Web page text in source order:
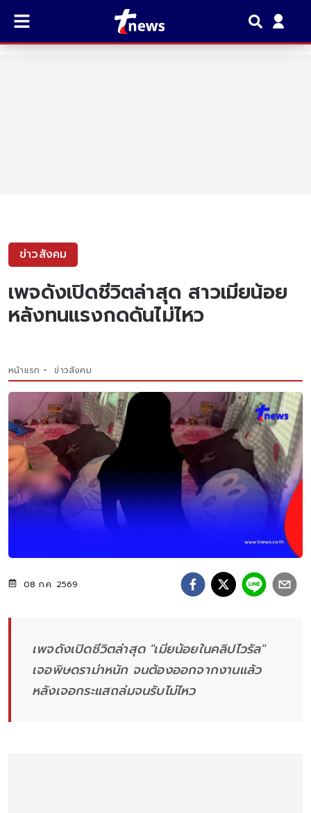
ข่าวสังคม
เพจดังเปิดชีวิตล่าสุด สาวเมียน้อย
หลังทนแรงกดดันไม่ไหว
หน้าแรก ข่าวสังคม
08 ก.ค. 2569
เพจดังเปิดชีวิตล่าสุด "เมียน้อยในคลิปไวรัล"
เจอพิษดราม่าหนัก จนต้องออกจากงานแล้ว
หลังเจอกระแสถล่มจนรับไม่ไหว